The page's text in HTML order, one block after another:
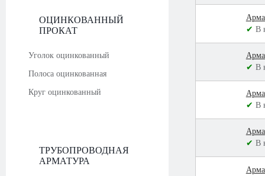
ОЦИНКОВАННЫЙ
ПРОКАТ
Уголок оцинкованный
Полоса оцинкованная
Круг оцинкованный
ТРУБОПРОВОДНАЯ
АРМАТУРА
✔ В
✔ В
✔ В
✔ В